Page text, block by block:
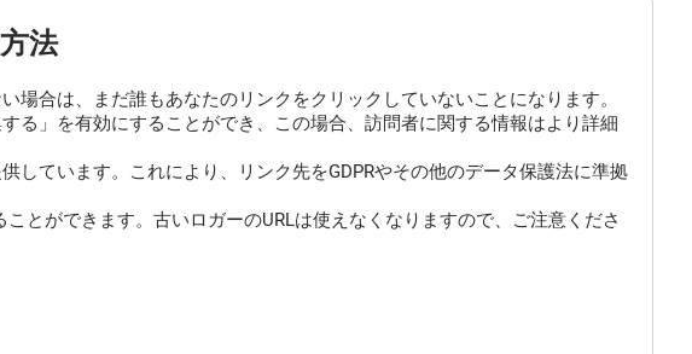
法
合は、まだ誰もあなたのリンクをクリックしていないことになります。
る」を有効にすることができ、この場合、訪問者に関する情報はより詳細
ています。これにより、リンク先をGDPRやその他のデータ保護法に準拠
とができます。古いロガーのURLは使えなくなりますので、ご注意くださ